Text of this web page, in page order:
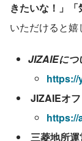
きたいな！」「
いただけると嬉
JIZAIEにつ
https://
JIZAIEオ
https://